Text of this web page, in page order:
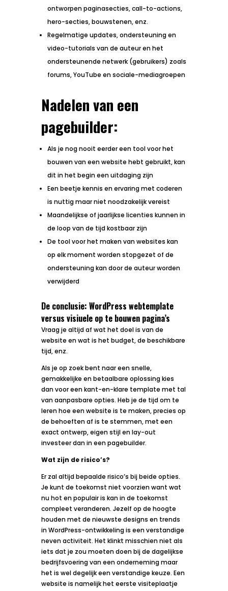
ontworpen paginasecties, call-to-actions,
hero-secties, bouwstenen, enz.
Regelmatige updates, ondersteuning en
video-tutorials van de auteur en het
ondersteunende netwerk (gebruikers) zoals
forums, YouTube en sociale-mediagroepen
Nadelen van een
pagebuilder:
Als je nog nooit eerder een tool voor het
bouwen van een website hebt gebruikt, kan
dit in het begin een uitdaging zijn
Een beetje kennis en ervaring met coderen
is nuttig maar niet noodzakelijk vereist
Maandelijkse of jaarlijkse licenties kunnen in
de loop van de tijd kostbaar zijn
De tool voor het maken van websites kan
op elk moment worden stopgezet of de
ondersteuning kan door de auteur worden
verwijderd
De conclusie: WordPress webtemplate
versus visiuele op te bouwen pagina’s
Vraag je altijd af wat het doel is van de
website en wat is het budget, de beschikbare
tijd, enz.
Als je op zoek bent naar een snelle,
gemakkelijke en betaalbare oplossing kies
dan voor een kant-en-klare template met tal
van aanpasbare opties. Heb je de tijd om te
leren hoe een website is te maken, precies op
de behoeften af is te stemmen, met een
exact ontwerp, eigen stijl en lay-out
investeer dan in een pagebuilder.
Wat zijn de risico’s?
Er zal altijd bepaalde risico’s bij beide opties.
Je kunt de toekomst niet voorzien want wat
nu hot en populair is kan in de toekomst
compleet veranderen. Jezelf op de hoogte
houden met de nieuwste designs en trends
in WordPress-ontwikkeling is een verstandige
neven activiteit. Het klinkt misschien niet als
iets dat je zou moeten doen bij de dagelijkse
bedrijfsvoering van een onderneming maar
het is wel degelijk een verstandige keuze. Een
website is namelijk het eerste visiteplaatje